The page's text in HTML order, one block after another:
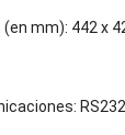
mm): 442 x